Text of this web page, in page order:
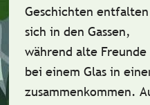
Geschichten entfalten
sich in den Gassen,
während alte Freunde
bei einem Glas in
zusammenkommen.